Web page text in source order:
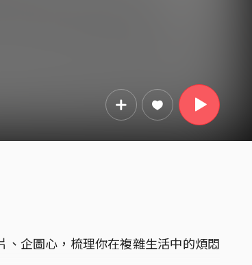
企圖心，梳理你在複雜生活中的煩悶